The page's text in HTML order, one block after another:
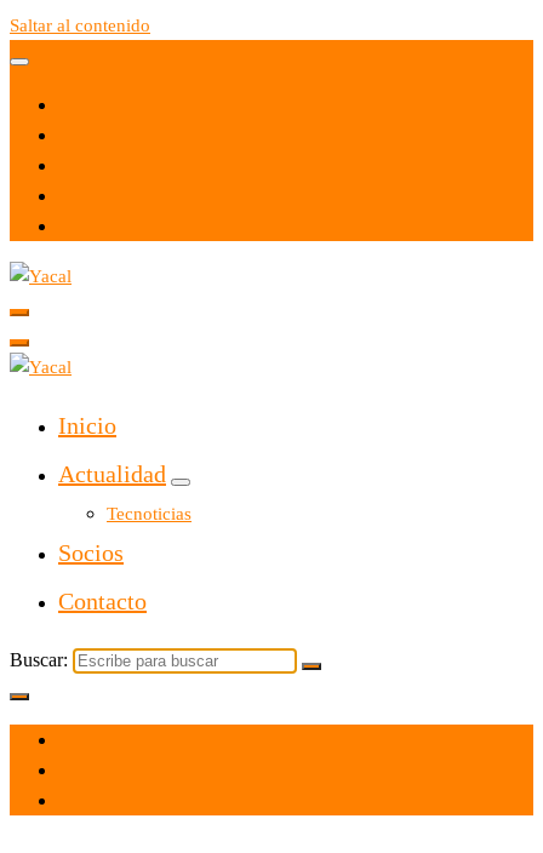
Saltar al contenido
Yacal micro hosting
Inicio
Actualidad
Tecnoticias
Socios
Contacto
Buscar: